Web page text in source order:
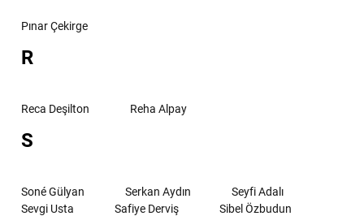
Pınar Çekirge
R
Reca Deşilton Reha Alpay
S
Soné Gülyan Serkan Aydın
Seyfi Adalı
Sevgi Usta
Safiye Derviş
Sibel Özbudun